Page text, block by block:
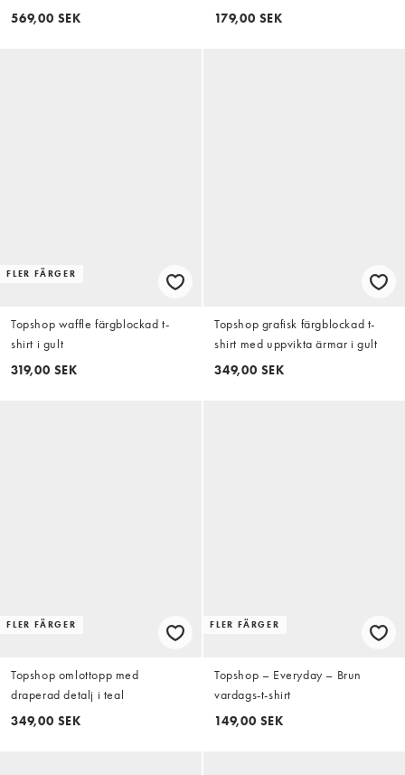
569,00 SEK
burgundy
179,00 SEK
FLER FÄRGER
Topshop waffle färgblockad t-
shirt i gult
319,00 SEK
Topshop grafisk färgblockad t-
shirt med uppvikta ärmar i gult
349,00 SEK
FLER FÄRGER
Topshop omlottopp med
draperad detalj i teal
349,00 SEK
FLER FÄRGER
Topshop – Everyday – Brun
vardags-t-shirt
149,00 SEK